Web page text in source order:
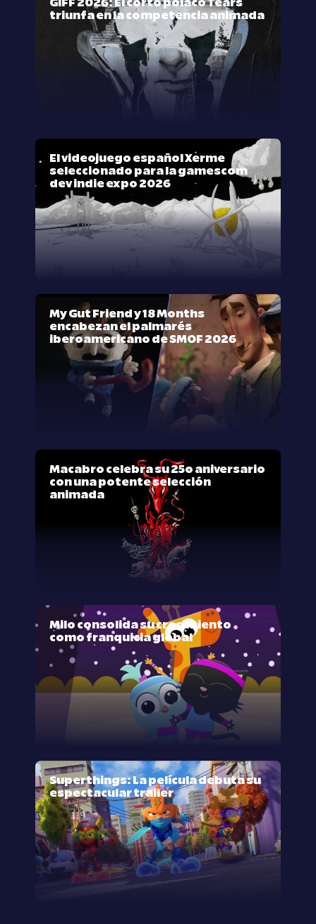
GIFF 2026: El corto polaco Tears
triunfa en la competencia animada
El videojuego español Xerme
seleccionado para la gamescom
dev indie expo 2026
My Gut Friend y 18 Months
encabezan el palmarés
iberoamericano de SMOF 2026
Macabro celebra su 25º aniversario
con una potente selección
animada
Milo consolida su crecimiento
como franquicia global
Superthings: La película debuta su
espectacular trailer